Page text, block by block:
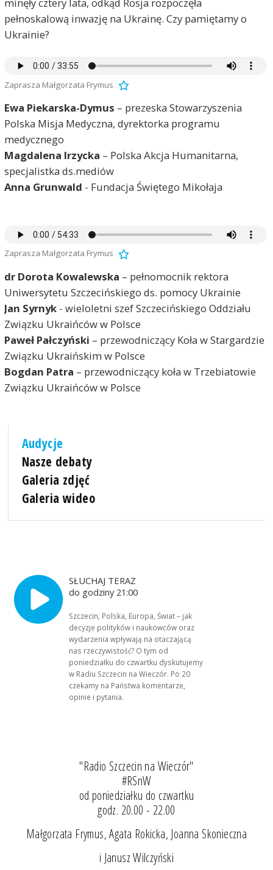
pełnoskalową inwazję na Ukrainę. Czy pamiętamy o
Ukrainie?
Zaprasza Małgorzata Frymus
Ewa Piekarska-Dymus – prezeska Stowarzyszenia
Polska Misja Medyczna, dyrektorka programu
medycznego
Magdalena Irzycka – Polska Akcja Humanitarna,
specjalistka ds.mediów
Anna Grunwald - Fundacja Świętego Mikołaja
Zaprasza Małgorzata Frymus
dr Dorota Kowalewska – pełnomocnik rektora
Uniwersytetu Szczecińskiego ds. pomocy Ukrainie
Jan Syrnyk- wieloletni szef Szczecińskiego Oddziału
Związku Ukraińców w Polsce
Paweł Pałczyński – przewodniczący Koła w Stargardzie
Związku Ukraińskim w Polsce
Bogdan Patra – przewodniczący koła w Trzebiatowie
Związku Ukraińców w Polsce
Audycje
Nasze debaty
Galeria zdjęć
Galeria wideo
SŁUCHAJ TERAZ
do godziny 21:00
Szczecin, Polska, Europa, Świat – jak
decyzje polityków i naukowców oraz
wydarzenia wpływają na otaczającą
nas rzeczywistość? O tym od
poniedziałku do czwartku dyskutujemy
w Radiu Szczecin na Wieczór. Po 20
czekamy na Państwa komentarze,
opinie i pytania.
"Radio Szczecin na Wieczór"
#RSnW
od poniedziałku do czwartku
godz. 20.00 - 22.00
Małgorzata Frymus, Agata Rokicka, Joanna Skonieczna
i Janusz Wilczyński